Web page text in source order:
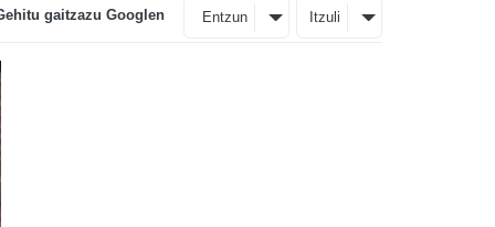
gaitzazu Googlen Entzun Itzuli